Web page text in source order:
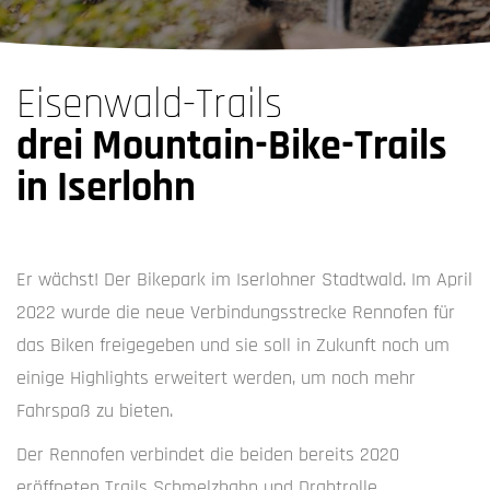
Eisenwald-Trails
drei Mountain-Bike-Trails
in Iserlohn
Er wächst! Der Bikepark im Iserlohner Stadtwald. Im April
2022 wurde die neue Verbindungsstrecke Rennofen für
das Biken freigegeben und sie soll in Zukunft noch um
einige Highlights erweitert werden, um noch mehr
Fahrspaß zu bieten.
Der Rennofen verbindet die beiden bereits 2020